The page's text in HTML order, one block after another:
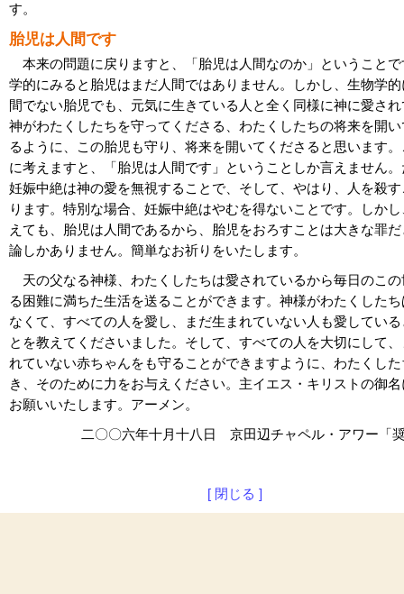
す。
胎児は人間です
本来の問題に戻りますと、「胎児は人間なのか」ということ
学的にみると胎児はまだ人間ではありません。しかし、生物学
間でない胎児でも、元気に生きている人と全く同様に神に愛さ
神がわたくしたちを守ってくださる、わたくしたちの将来を開
るように、この胎児も守り、将来を開いてくださると思います
に考えますと、「胎児は人間です」ということしか言えません
妊娠中絶は神の愛を無視することで、そして、やはり、人を殺
ります。特別な場合、妊娠中絶はやむを得ないことです。しか
えても、胎児は人間であるから、胎児をおろすことは大きな罪
論しかありません。簡単なお祈りをいたします。
天の父なる神様、わたくしたちは愛されているから毎日のこ
る困難に満ちた生活を送ることができます。神様がわたくした
なくて、すべての人を愛し、まだ生まれていない人も愛してい
とを教えてくださいました。そして、すべての人を大切にして
れていない赤ちゃんをも守ることができますように、わたくし
き、そのために力をお与えください。主イエス・キリストの御
お願いいたします。アーメン。
二〇〇六年十月十八日 京田辺チャペル・アワー「
[ 閉じる ]